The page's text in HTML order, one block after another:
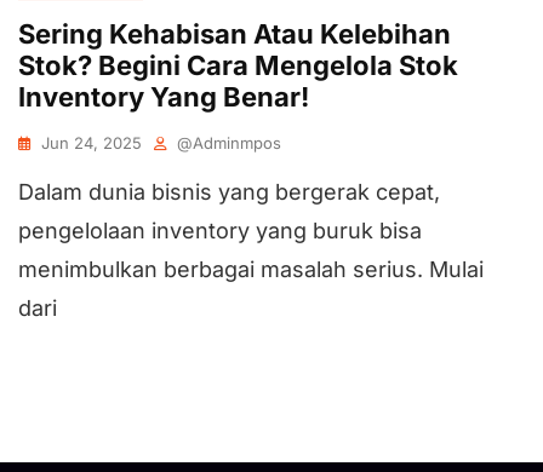
Sering Kehabisan Atau Kelebihan
Stok? Begini Cara Mengelola Stok
Inventory Yang Benar!
Jun 24, 2025 @adminmpos
Dalam dunia bisnis yang bergerak cepat,
pengelolaan inventory yang buruk bisa
menimbulkan berbagai masalah serius. Mulai
dari